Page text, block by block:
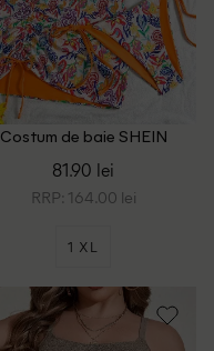
Costum de baie SHEIN
81.90 lei
RRP: 164.00 lei
1 XL